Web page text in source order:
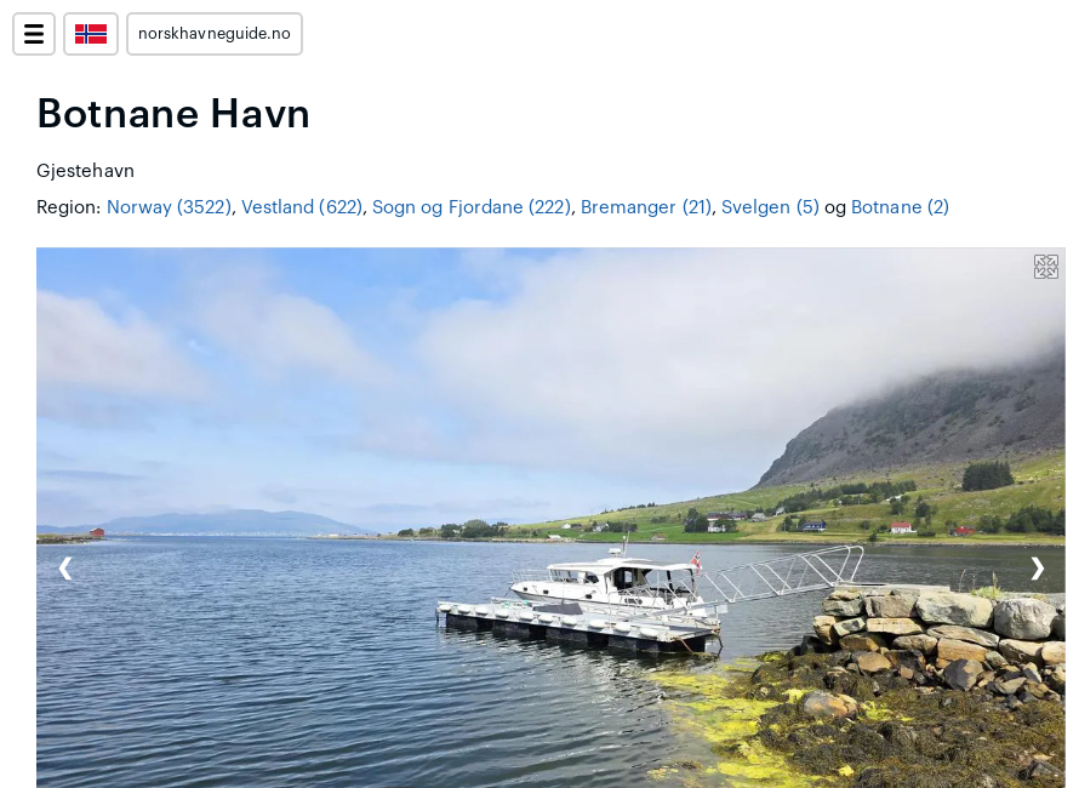
norskhavneguide.no
Botnane Havn
Gjestehavn
Region: Norway (3522), Vestland (622), Sogn og Fjordane (222), Bremanger (21), Svelgen (5) og Botnane (2)
❮ ❯